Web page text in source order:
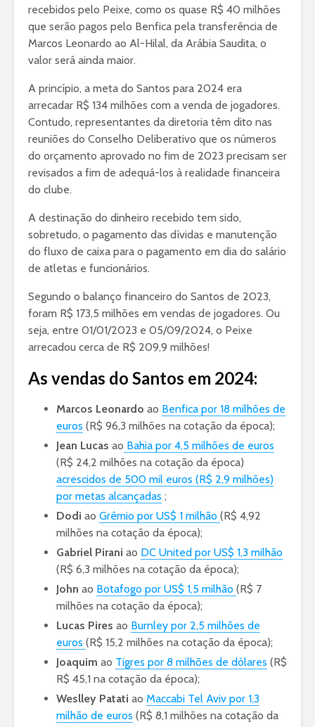
recebidos pelo Peixe, como os quase R$ 40 milhões
que serão pagos pelo Benfica pela transferência de
Marcos Leonardo ao Al-Hilal, da Arábia Saudita, o
valor será ainda maior.
A princípio, a meta do Santos para 2024 era
arrecadar R$ 134 milhões com a venda de jogadores.
Contudo, representantes da diretoria têm dito nas
reuniões do Conselho Deliberativo que os números
do orçamento aprovado no fim de 2023 precisam ser
revisados a fim de adequá-los à realidade financeira
do clube.
A destinação do dinheiro recebido tem sido,
sobretudo, o pagamento das dívidas e manutenção
do fluxo de caixa para o pagamento em dia do salário
de atletas e funcionários.
Segundo o balanço financeiro do Santos de 2023,
foram R$ 173,5 milhões em vendas de jogadores. Ou
seja, entre 01/01/2023 e 05/09/2024, o Peixe
arrecadou cerca de R$ 209,9 milhões!
As vendas do Santos em 2024:
Marcos Leonardo ao Benfica por 18 milhões de
euros (R$ 96,3 milhões na cotação da época);
Jean Lucas ao Bahia por 4,5 milhões de euros
(R$ 24,2 milhões na cotação da época)
acrescidos de 500 mil euros (R$ 2,9 milhões)
por metas alcançadas ;
Dodi ao Grêmio por US$ 1 milhão (R$ 4,92
milhões na cotação da época);
Gabriel Pirani ao DC United por US$ 1,3 milhão
(R$ 6,3 milhões na cotação da época);
John ao Botafogo por US$ 1,5 milhão (R$ 7
milhões na cotação da época);
Lucas Pires ao Burnley por 2,5 milhões de
euros (R$ 15,2 milhões na cotação da época);
Joaquim ao Tigres por 8 milhões de dólares (R$
R$ 45,1 na cotação da época);
Weslley Patati ao Maccabi Tel Aviv por 1,3
milhão de euros (R$ 8,1 milhões na cotação da